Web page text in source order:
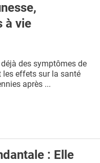
à vie
des symptômes de
les effets sur la santé
après ...
: Elle